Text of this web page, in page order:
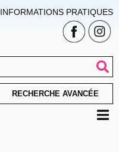
INFORMATIONS PRATIQUES
RECHERCHE AVANCÉE